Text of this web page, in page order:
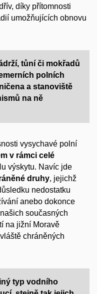
díky přítomnosti
umožňujících obnovu
tůní či mokřadů
polních
a stanoviště
na ně
vysychavé polní
v rámci celé
výskytu. Navíc jde
é druhy, jejichž
nedostatku
anebo dokonce
našich současných
na jižní Moravě
chráněných
typ vodního